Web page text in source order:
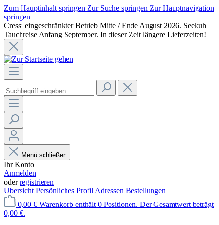
Zum Hauptinhalt springen Zur Suche springen Zur Hauptnavigation
springen
Cressi eingeschränkter Betrieb Mitte / Ende August 2026. Seekuh
Tauchreise Anfang September. In dieser Zeit längere Lieferzeiten!
Menü schließen
Ihr Konto
Anmelden
oderregistrieren
Übersicht Persönliches Profil Adressen Bestellungen
0,00 € Warenkorb enthält 0 Positionen. Der Gesamtwert beträgt
0,00 €.